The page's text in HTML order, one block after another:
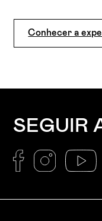
Conhecer a
SEGUIR